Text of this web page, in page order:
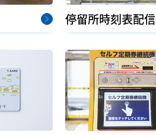
停留所時刻表配信